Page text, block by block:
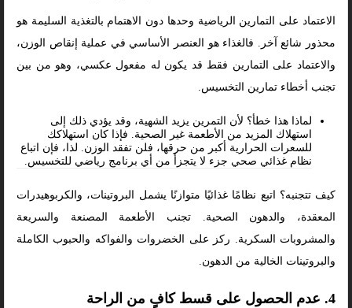
الاعتماد على التمارين الرياضية وحدها دون الاهتمام بالتغذية السليمة هو
محذور شائع آخر. فالغذاء هو العنصر الأساسي في عملية إنقاص الوزن،
والاعتماد على التمارين فقط قد يكون له مفعول عكسي، وهو من بين
تجنب أخطاء تمارين التخسيس.
لماذا هذا خطأ؟ لأن التمرين يزيد الشهية، وقد يؤدي ذلك إلى
استهلاك المزيد من الأطعمة غير الصحية. فإذا كان استهلاكك
للسعرات الحرارية أكبر من حرقها، فلن تفقد الوزن. لذا، فإن اتباع
نظام غذائي صحي جزء لا يتجزأ من أي برنامج رياضي للتخسيس.
كيف تتجنبه؟ اتبع نظامًا غذائيًا متوازنًا يشمل البروتينات، والكربوهيدرات
المعقدة، والدهون الصحية. تجنب الأطعمة المصنعة والسريعة
والمشروبات السكرية. ركز على الخضروات والفواكه والحبوب الكاملة
والبروتينات الخالية من الدهون.
4. عدم الحصول على قسط كافٍ من الراحة